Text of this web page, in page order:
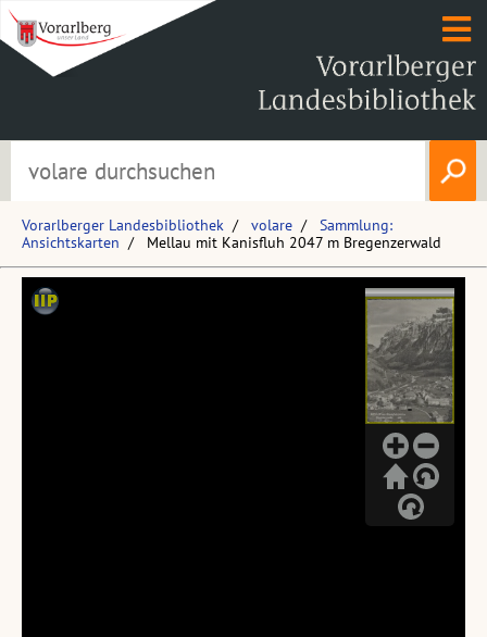
Vorarlberger Landesbibliothek volare
Sammlung:
Ansichtskarten
Mellau mit Kanisfluh 2047 m Bregenzerwald